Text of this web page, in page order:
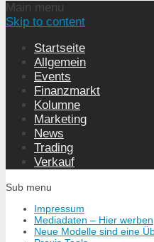
Main menu
Skip to content
Startseite
Allgemein
Events
Finanzmarkt
Kolumne
Marketing
News
Trading
Verkauf
Sub menu
Impressum
Mediadaten – Hier werben
Neue Modelle sind eine